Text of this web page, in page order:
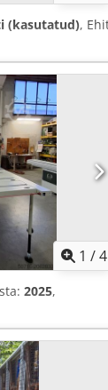
(kasutatud),
1 /4
2025,